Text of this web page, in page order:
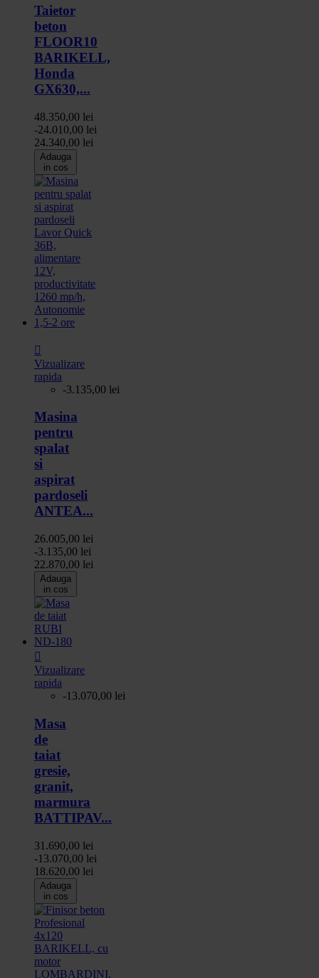
Taietor
beton
FLOOR10
BARIKELL,
Honda
GX630,...
48.350,00 lei
-24.010,00 lei
24.340,00 lei
Adauga
in cos

Vizualizare
rapida
-3.135,00 lei
Masina
pentru
spalat
si
aspirat
pardoseli
ANTEA...
26.005,00 lei
-3.135,00 lei
22.870,00 lei
Adauga
in cos

Vizualizare
rapida
-13.070,00 lei
Masa
de
taiat
gresie,
granit,
marmura
BATTIPAV...
31.690,00 lei
-13.070,00 lei
18.620,00 lei
Adauga
in cos